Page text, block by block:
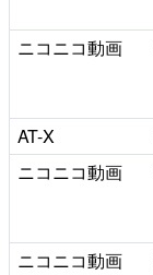
ニコニコ動画
AT-X
ニコニコ動画
ニコニコ動画